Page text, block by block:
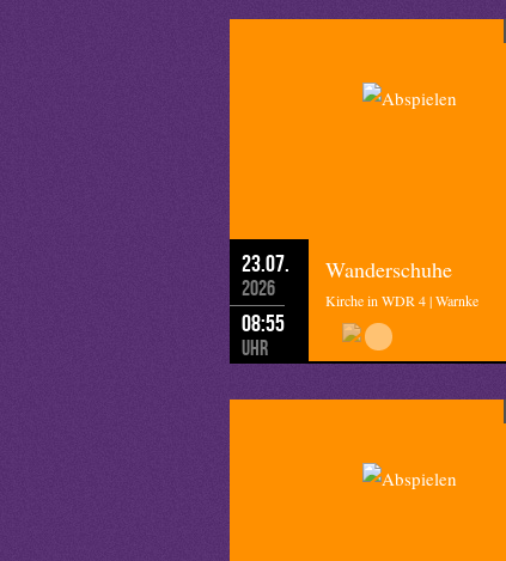
23.07.
2026
08:55
Uhr
Wanderschuhe
Kirche in WDR 4 | Warnke